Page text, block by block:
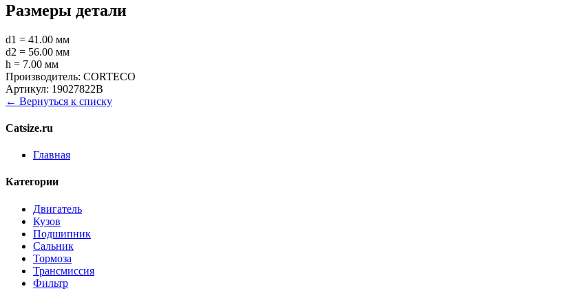
Размеры детали
d1 = 41.00 мм
d2 = 56.00 мм
h = 7.00 мм
Производитель: CORTECO
Артикул: 19027822B
← Вернуться к списку
Catsize.ru
Главная
Категории
Двигатель
Кузов
Подшипник
Сальник
Тормоза
Трансмиссия
Фильтр